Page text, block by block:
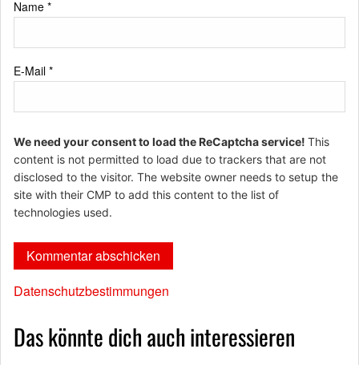
Name *
E-Mail *
We need your consent to load the ReCaptcha service! This
content is not permitted to load due to trackers that are not
disclosed to the visitor. The website owner needs to setup the
site with their CMP to add this content to the list of
technologies used.
Datenschutzbestimmungen
Das könnte dich auch interessieren